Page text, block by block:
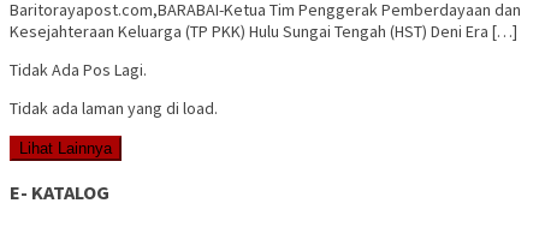
Baritorayapost.com,BARABAI-Ketua Tim Penggerak Pemberdayaan dan
Kesejahteraan Keluarga (TP PKK) Hulu Sungai Tengah (HST) Deni Era […]
Tidak Ada Pos Lagi.
Tidak ada laman yang di load.
Lihat Lainnya
E- KATALOG